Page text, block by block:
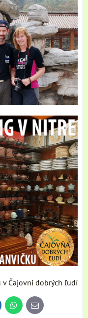
v Čajovni dobrých ľudí
WhatsApp
E-
mail